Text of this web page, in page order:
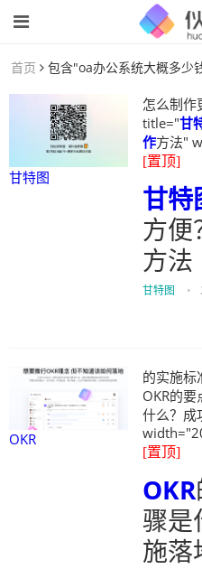
首页 包含"oa办公系统大概多少
甘特图
怎么制作
title="甘
作方法"
[置顶]
甘特
方便
方法
甘特图 •
OKR
的实施标
OKR的
什么？成
[置顶]
OKR
骤是
施落